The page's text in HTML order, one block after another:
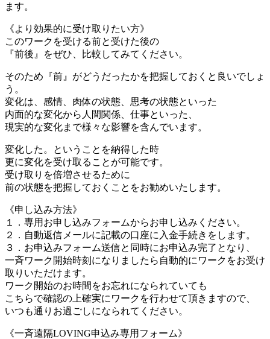
ます。
《より効果的に受け取りたい方》
このワークを受ける前と受けた後の
『前後』をぜひ、比較してみてください。
そのため『前』がどうだったかを把握しておくと良いでしょ
う。
変化は、感情、肉体の状態、思考の状態といった
内面的な変化から人間関係、仕事といった、
現実的な変化まで様々な影響を含んでいます。
変化した。ということを納得した時
更に変化を受け取ることが可能です。
受け取りを倍増させるために
前の状態を把握しておくことをお勧めいたします。
《申し込み方法》
１．専用お申し込みフォームからお申し込みください。
２．自動返信メールに記載の口座に入金手続きをします。
３．お申込みフォーム送信と同時にお申込み完了となり、
一斉ワーク開始時刻になりましたら自動的にワークをお受け
取りいただけます。
ワーク開始のお時間をお忘れになられていても
こちらで確認の上確実にワークを行わせて頂きますので、
いつも通りお過ごしになられてください。
《一斉遠隔LOVING申込み専用フォーム》